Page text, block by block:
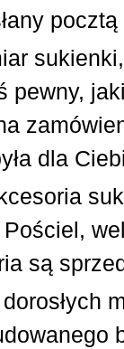
pewny,
dla
są